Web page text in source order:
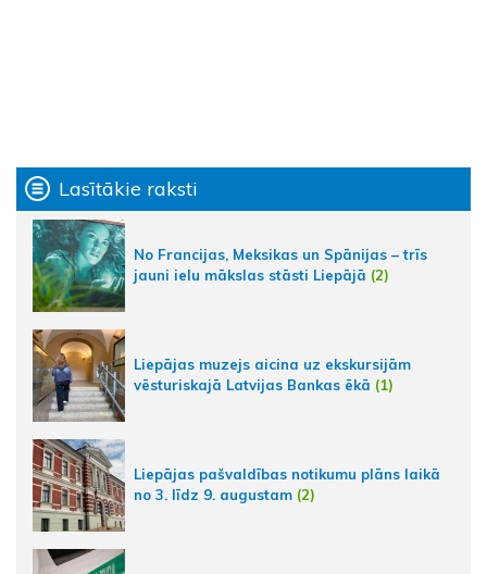
Lasītākie raksti
No Francijas, Meksikas un Spānijas – trīs
jauni ielu mākslas stāsti Liepājā (2)
Liepājas muzejs aicina uz ekskursijām
vēsturiskajā Latvijas Bankas ēkā (1)
Liepājas pašvaldības notikumu plāns laikā
no 3. līdz 9. augustam (2)